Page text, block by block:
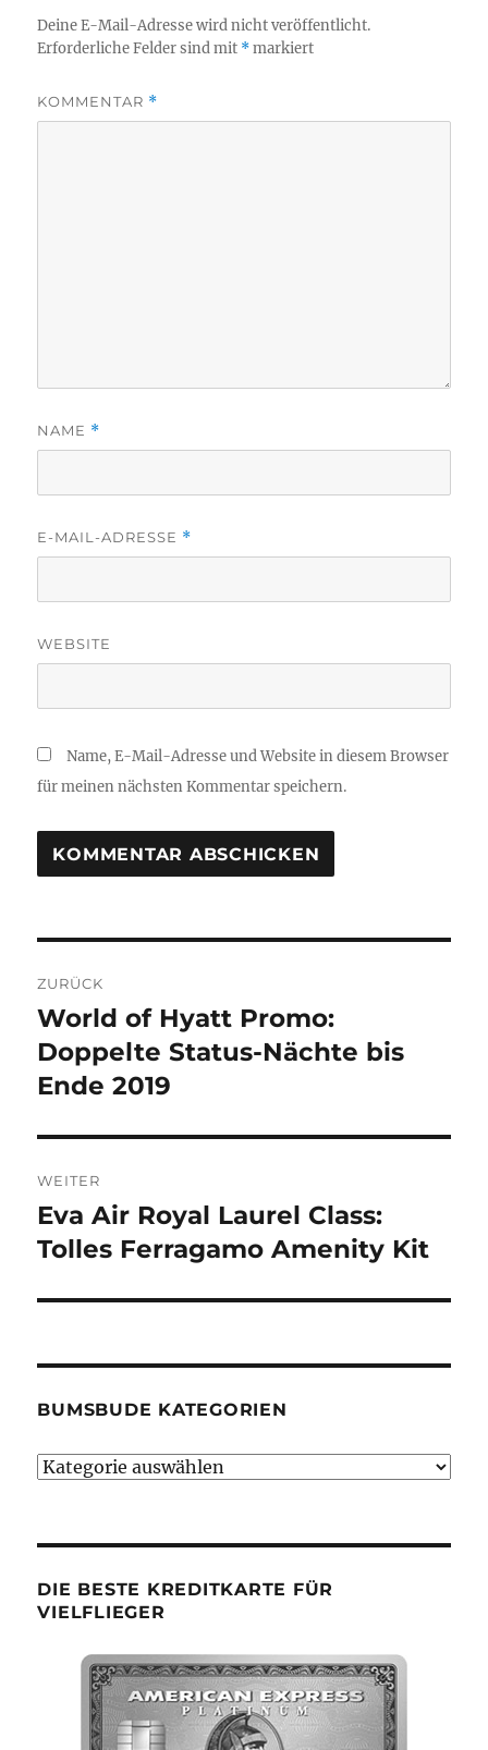
Deine E-Mail-Adresse wird nicht veröffentlicht.
Erforderliche Felder sind mit *markiert
KOMMENTAR *
NAME *
E-MAIL-ADRESSE *
WEBSITE
Name, E-Mail-Adresse und Website in diesem Browser
für meinen nächsten Kommentar speichern.
ZURÜCK
Vorheriger
Beitrag:
World of Hyatt Promo:
Doppelte Status-Nächte bis
Ende 2019
WEITER
Nächster
Beitrag:
Eva Air Royal Laurel Class:
Tolles Ferragamo Amenity Kit
BUMSBUDE KATEGORIEN
Bumsbude
DIE BESTE KREDITKARTE FÜR
VIELFLIEGER